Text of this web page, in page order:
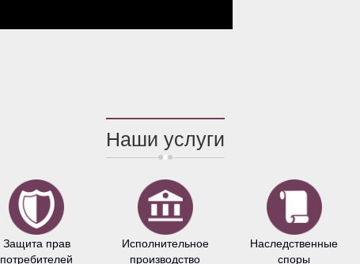
Наши услуги
Защита прав
потребителей
Исполнительное
производство
Наследственные
споры